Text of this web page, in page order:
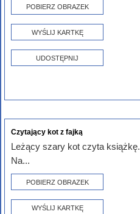
POBIERZ OBRAZEK
WYŚLIJ KARTKĘ
UDOSTĘPNIJ
Czytający kot z fajką
Leżący szary kot czyta książkę.
Na...
POBIERZ OBRAZEK
WYŚLIJ KARTKĘ